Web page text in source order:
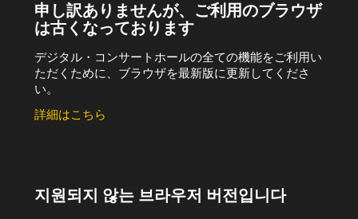
申し訳ありませんが、ご利用のブラウザ
は古くなっております
デジタル・コンサートホールの全ての機能をご利用い
ただくために、ブラウザを最新版に更新してくださ
い。
詳細はこちら
지원되지 않는 브라우저 버전입니다